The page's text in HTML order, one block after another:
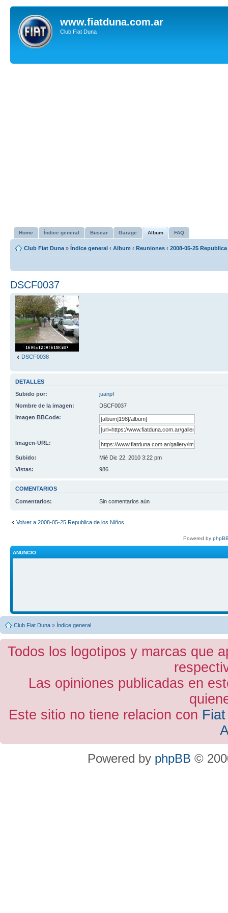
www.fiatduna.com.ar
Club Fiat Duna
Home Índice general Buscar Garage Album FAQ
Club Fiat Duna » Índice general ‹ Album ‹ Reuniones ‹ 2008-05-25
DSCF0037
DSCF0038
DETALLES
Subido por:
juanpf
Nombre de la imagen:
DSCF0037
Imagen BBCode:
Imagen-URL:
Subido:
Mié Dic 22, 2010 3:22 pm
Vistas:
986
COMENTARIOS
Comentarios: Sin comentarios aún
Volver a 2008-05-25 Republica de los Niños
Powered by
ANUNCIO
Club Fiat Duna » Índice general
Todos los logotipos y marcas que
Las opiniones publicadas en
Este sitio no tiene relacion con
Powered by phpBB ©